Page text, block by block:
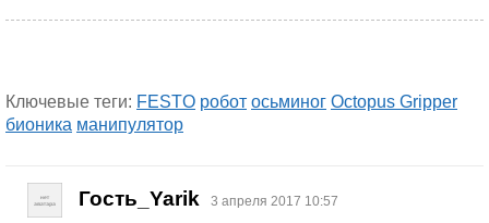
Ключевые теги: FESTO робот осьминог Octopus Gripper
бионика манипулятор
Гость_Yarik 3 апреля 2017 10:57